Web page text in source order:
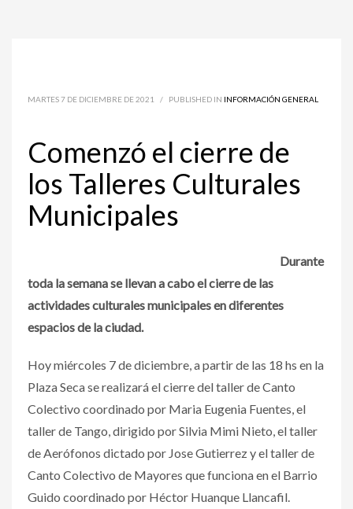
MARTES 7 DE DICIEMBRE DE 2021 / PUBLISHED IN INFORMACIÓN GENERAL
Comenzó el cierre de
los Talleres Culturales
Municipales
Durante
toda la semana se llevan a cabo el cierre de las
actividades culturales municipales en diferentes
espacios de la ciudad.
Hoy miércoles 7 de diciembre, a partir de las 18 hs en la
Plaza Seca se realizará el cierre del taller de Canto
Colectivo coordinado por Maria Eugenia Fuentes, el
taller de Tango, dirigido por Silvia Mimi Nieto, el taller
de Aerófonos dictado por Jose Gutierrez y el taller de
Canto Colectivo de Mayores que funciona en el Barrio
Guido coordinado por Héctor Huanque Llancafil.